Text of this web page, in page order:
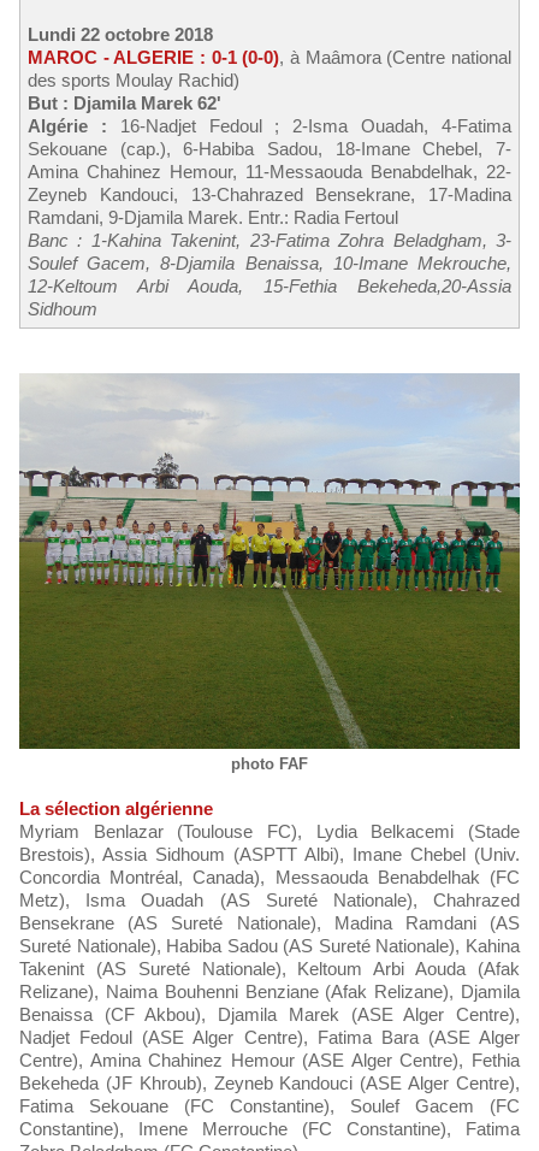
Lundi 22 octobre 2018
MAROC - ALGERIE : 0-1 (0-0), à Maâmora (Centre national
des sports Moulay Rachid)
But : Djamila Marek 62'
Algérie : 16-Nadjet Fedoul ; 2-Isma Ouadah, 4-Fatima
Sekouane (cap.), 6-Habiba Sadou, 18-Imane Chebel, 7-
Amina Chahinez Hemour, 11-Messaouda Benabdelhak, 22-
Zeyneb Kandouci, 13-Chahrazed Bensekrane, 17-Madina
Ramdani, 9-Djamila Marek. Entr.: Radia Fertoul
Banc : 1-Kahina Takenint, 23-Fatima Zohra Beladgham, 3-
Soulef Gacem, 8-Djamila Benaissa, 10-Imane Mekrouche,
12-Keltoum Arbi Aouda, 15-Fethia Bekeheda,20-Assia
Sidhoum
photo FAF
La sélection algérienne
Myriam Benlazar (Toulouse FC), Lydia Belkacemi (Stade
Brestois), Assia Sidhoum (ASPTT Albi), Imane Chebel (Univ.
Concordia Montréal, Canada), Messaouda Benabdelhak (FC
Metz), Isma Ouadah (AS Sureté Nationale), Chahrazed
Bensekrane (AS Sureté Nationale), Madina Ramdani (AS
Sureté Nationale), Habiba Sadou (AS Sureté Nationale), Kahina
Takenint (AS Sureté Nationale), Keltoum Arbi Aouda (Afak
Relizane), Naima Bouhenni Benziane (Afak Relizane), Djamila
Benaissa (CF Akbou), Djamila Marek (ASE Alger Centre),
Nadjet Fedoul (ASE Alger Centre), Fatima Bara (ASE Alger
Centre), Amina Chahinez Hemour (ASE Alger Centre), Fethia
Bekeheda (JF Khroub), Zeyneb Kandouci (ASE Alger Centre),
Fatima Sekouane (FC Constantine), Soulef Gacem (FC
Constantine), Imene Merrouche (FC Constantine), Fatima